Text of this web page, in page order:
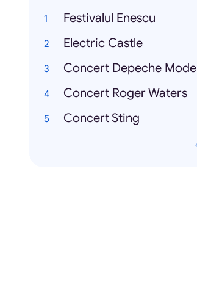
Festivalul Enescu
Electric Castle
Concert Depeche Mode
Concert Roger Waters
Concert Sting